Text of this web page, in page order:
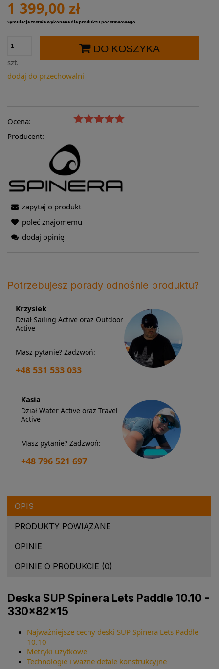
1 399,00 zł
Symulacja została wykonana dla produktu podstawowego
szt.
DO KOSZYKA
dodaj do przechowalni
Ocena:
Producent:
zapytaj o produkt
poleć znajomemu
dodaj opinię
Potrzebujesz porady odnośnie produktu?
Krzysiek
Dział Sailing Active oraz Outdoor
Active
Masz pytanie? Zadzwoń:
+48 531 533 033
Kasia
Dział Water Active oraz Travel
Active
Masz pytanie? Zadzwoń:
+48 796 521 697
OPIS
PRODUKTY POWIĄZANE
OPINIE
OPINIE O PRODUKCIE (0)
Deska SUP Spinera Lets Paddle 10.10 -
330×82×15
Najważniejsze cechy deski SUP Spinera Lets Paddle
10.10
Metryki użytkowe
Technologie i ważne detale konstrukcyjne